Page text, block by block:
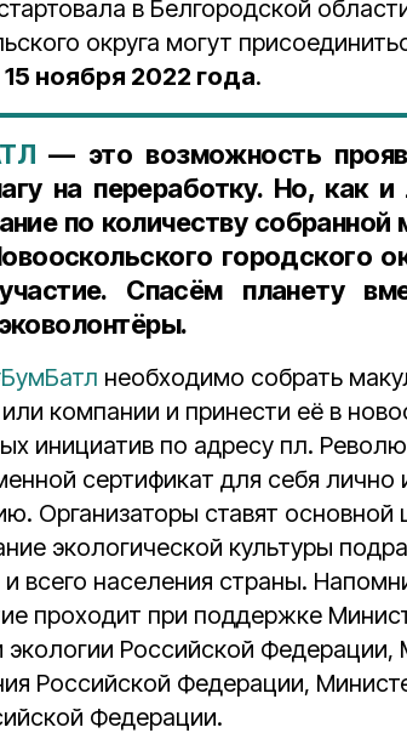
в Белгородской
округа могут
15 ноября 2022 года.
— это возможность
на переработку. Но, как
по количеству
городского
Спасём планету
необходимо собрать
компании и принести её в
инициатив по адресу пл.
сертификат для себя лично
Организаторы ставят
экологической культуры
всего населения страны.
проходит при поддержке
экологии Российской Федерации,
Российской Федерации,
Федерации.